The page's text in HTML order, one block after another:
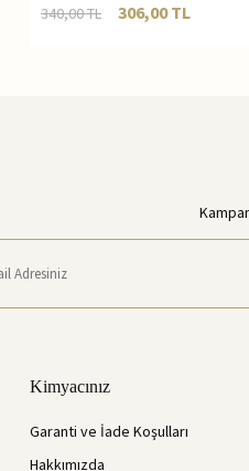
340,00TL 306,00TL
Kimyacınız
Garanti ve İade Koşulları
Hakkımızda